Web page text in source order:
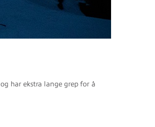
har ekstra lange grep for å